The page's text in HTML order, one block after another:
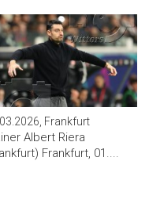
Frankfurt
Albert Riera
Frankfurt, 01....